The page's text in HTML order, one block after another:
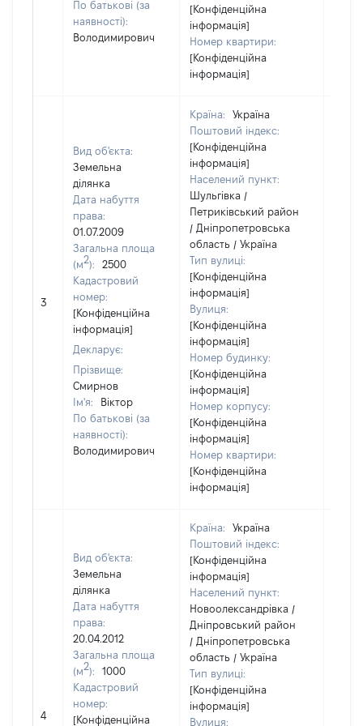
По батькові (за
наявності):
Володимирович
[Конфіденційна
інформація]
Номер квартири:
[Конфіденційна
інформація]
3
Вид об'єкта:
Земельна
ділянка
Дата набуття
права:
01.07.2009
Загальна площа
(м2):
2500
Кадастровий
номер:
[Конфіденційна
інформація]
Декларує:
Прізвище:
Смирнов
Ім'я:
Віктор
По батькові (за
наявності):
Володимирович
Країна:
Україна
Поштовий індекс:
[Конфіденційна
інформація]
Населений пункт:
Шульгівка /
Петриківський район
/ Дніпропетровська
область / Україна
Тип вулиці:
[Конфіденційна
інформація]
Вулиця:
[Конфіденційна
інформація]
Номер будинку:
[Конфіденційна
інформація]
Номер корпусу:
[Конфіденційна
інформація]
Номер квартири:
[Конфіденційна
інформація]
4
Вид об'єкта:
Земельна
ділянка
Дата набуття
права:
20.04.2012
Загальна площа
(м2):
1000
Кадастровий
номер:
[Конфіденційна
Країна:
Україна
Поштовий індекс:
[Конфіденційна
інформація]
Населений пункт:
Новоолександрівка /
Дніпровський район
/ Дніпропетровська
область / Україна
Тип вулиці:
[Конфіденційна
інформація]
Вулиця: